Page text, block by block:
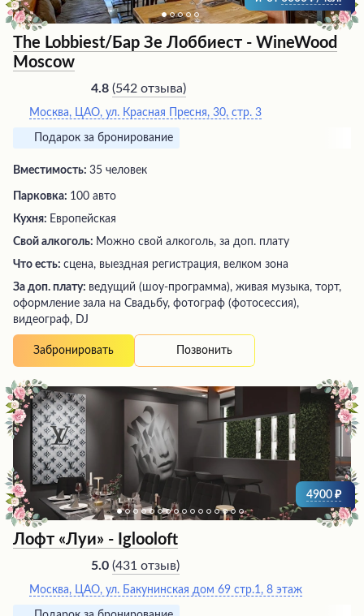
The Lobbiest/Бар Зе Лоббиест - WineWood
Moscow
4.8 (542 отзыва)
Москва, ЦАО, ул. Красная Пресня, 30, стр. 3
Подарок за бронирование
Вместимость: 35 человек
Парковка: 100 авто
Кухня: Европейская
Свой алкоголь: Можно свой алкоголь, за доп. плату
Что есть: сцена, выездная регистрация, велком зона
За доп. плату: ведущий (шоу-программа), живая музыка, торт,
оформление зала на Свадьбу, фотограф (фотосессия),
видеограф, DJ
Забронировать Позвонить
4900
Лофт «Луи» - Iglooloft
5.0 (431 отзыв)
Москва, ЦАО, ул. Бакунинская дом 69 стр.1, 8 этаж